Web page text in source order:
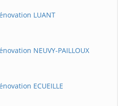
LUANT
NEUVY-PAILLOUX
ECUEILLE